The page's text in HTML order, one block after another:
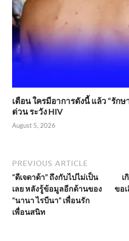
เตือน ใครมีอาการดังนี้ แล้ว “รัก
ด่วน ระวัง HIV
August 5, 2026
PREVIOUS ARTICLE
“ดีเจดาด้า” ถึงกับไปไม่เป็น
เลย หลังรู้ข้อมูลอีกด้านของ
“นานา ไรบีนา” เพื่อนรัก
เพื่อนสนิท
เ
ขอ